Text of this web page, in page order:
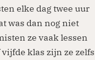
elke dag twee uur
was dan nog niet
ze vaak lessen
klas zijn ze zelfs